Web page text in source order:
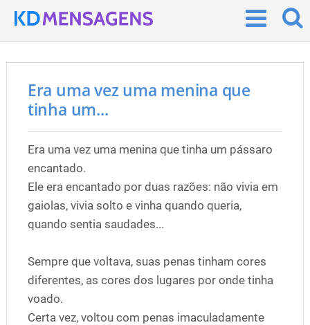
Era uma vez uma menina que
tinha um...
Era uma vez uma menina que tinha um pássaro
encantado.
Ele era encantado por duas razões: não vivia em
gaiolas, vivia solto e vinha quando queria,
quando sentia saudades...
Sempre que voltava, suas penas tinham cores
diferentes, as cores dos lugares por onde tinha
voado.
Certa vez, voltou com penas imaculadamente